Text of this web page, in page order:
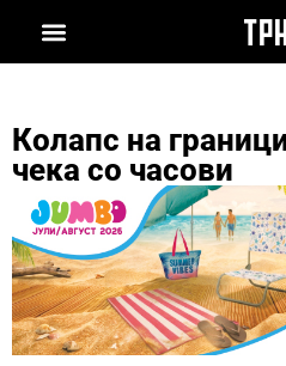
Колапс на
чека со часови